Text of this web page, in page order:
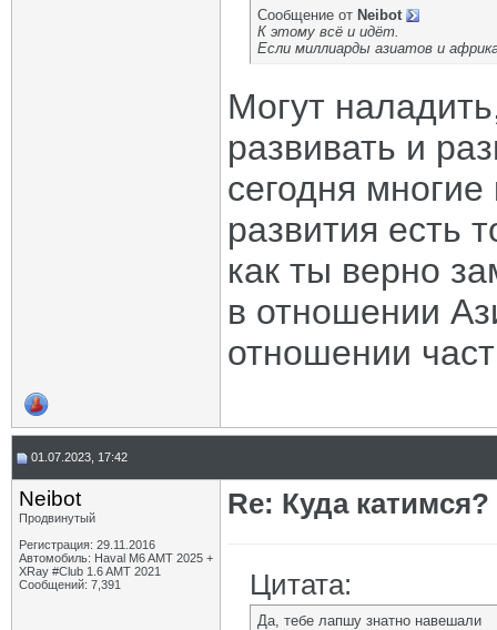
Сообщение от Neibot
К этому всё и идёт.
Если миллиарды азиатов и
Могут
развивать и
сегодня
развития есть
как ты верно
в отношении
отношении
01.07.2023, 17:42
Neibot
Продвинутый
Регистрация: 29.11.2016
Автомобиль: Haval M6 AMT 2025 +
XRay #Club 1.6 AMT 2021
Сообщений: 7,391
Re: Куда катимся?
Цитата:
Да, тебе лапшу знатно навешали